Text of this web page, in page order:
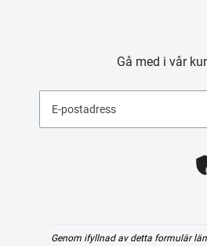
Gå med i vår
E-postadress
Genom ifyllnad av detta formulär